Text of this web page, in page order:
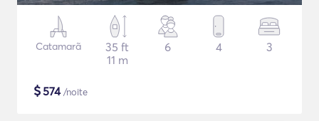
Catamarã
35 ft
11 m
6 4 3
$574/noite